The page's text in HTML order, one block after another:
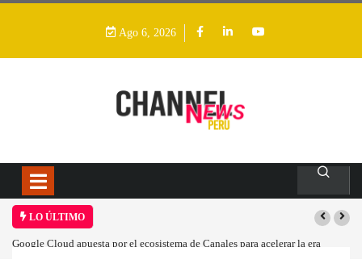
Ago 6, 2026
LO ÚLTIMO
Google Cloud apuesta por el ecosistema de Canales para acelerar la era